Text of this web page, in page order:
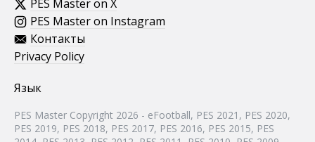
PES Master on X
PES Master on Instagram
Контакты
Privacy Policy
Язык
PES Master Copyright 2026 - eFootball, PES 2021, PES 2020,
PES 2019, PES 2018, PES 2017, PES 2016, PES 2015, PES